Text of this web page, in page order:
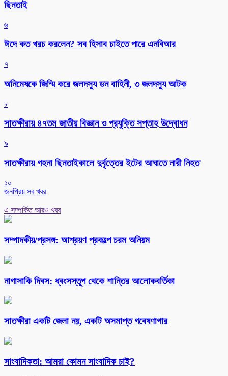
ছিনতাই
৬
ঈদে কত খরচ করলেন? সব হিসাব চাইতে পারে এনবিআর
৭
অনিমেষকে জিম্মি করে জলদস্যু ডন বাহিনী, ৩ জলদস্যু আটক
৮
সাতক্ষীরায় ৪৭তম জাতীয় বিজ্ঞান ও প্রযুক্তি সপ্তাহ উদ্বোধন
৯
সাতক্ষীরায় গহনা ছিনতাইকালে দুর্বৃত্তের ইটের আঘাতে নারী নিহত
১০
জনপ্রিয় সব খবর
এ সম্পর্কিত আরও খবর
সম্পাদকীয়/প্রসঙ্গ: আশ্রয়ণ প্রকল্পে চরম অনিয়ম
নাগাসাকি দিবস: ধ্বংসস্তূপ থেকে শান্তির আলোকবর্তিকা
সাতক্ষীরা একটি জেলা নয়, একটি অসমাপ্ত গবেষণাগার
সাংবাদিকতা: আমরা কোমন সাংবাদিক চাই?